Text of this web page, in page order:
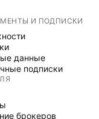
И ПОДПИСКИ
данные
подписки
брокеров